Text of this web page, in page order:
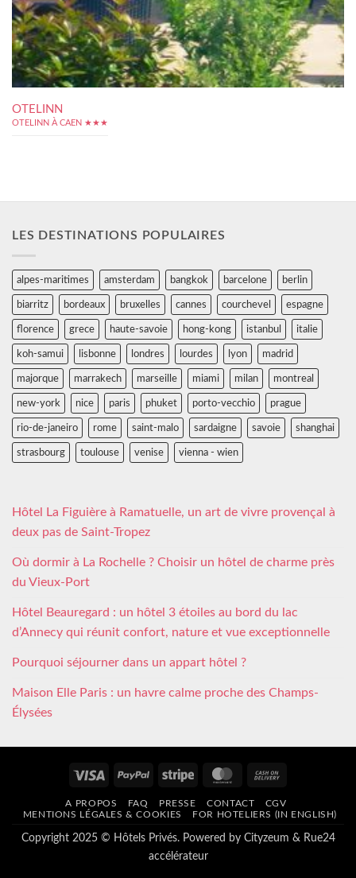
OTELINN
OTELINN À CAEN ★★★
LES DESTINATIONS POPULAIRES
alpes-maritimes amsterdam bangkok barcelone berlin
biarritz bordeaux bruxelles cannes courchevel espagne
florence grece haute-savoie hong-kong istanbul italie
koh-samui lisbonne londres lourdes lyon madrid
majorque marrakech marseille miami milan montreal
new-york nice paris phuket porto-vecchio prague
rio-de-janeiro rome saint-malo sardaigne savoie shanghai
strasbourg toulouse venise vienna - wien
Hôtel La Figuière à Ramatuelle, un art de vivre provençal à
deux pas de Saint-Tropez
Où dormir à La Rochelle ? Choisir un hôtel de charme près
du Vieux-Port
Hôtel Beauregard : un hôtel 3 étoiles au bord du lac
d’Annecy qui réunit confort, nature et vue exceptionnelle
Pourquoi séjourner dans un appart hôtel ?
Maison Elle Paris : un havre calme proche des Champs-
Élysées
Visa PayPal Stripe MasterCard
Delivery
A PROPOS FAQ PRESSE CONTACT
CGV
MENTIONS LÉGALES & COOKIES
FOR HOTELIERS (IN ENGLISH)
Copyright 2025 © Hôtels Privés. Powered by Cityzeum & Rue24
accélérateur